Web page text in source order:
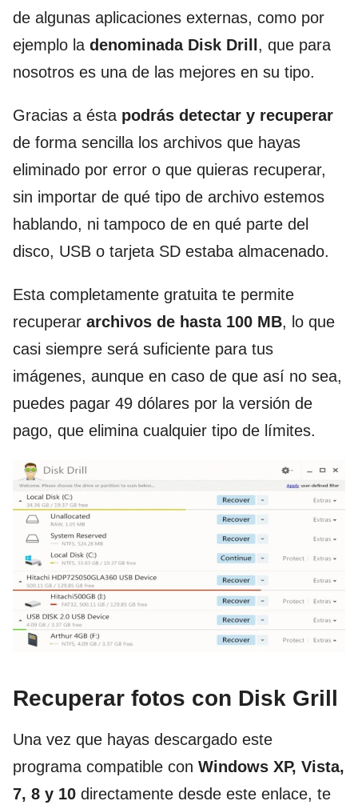
de algunas aplicaciones externas, como por
ejemplo la denominada Disk Drill , que para
nosotros es una de las mejores en su tipo.
Gracias a ésta podrás detectar y recuperar
de forma sencilla los archivos que hayas
eliminado por error o que quieras recuperar,
sin importar de qué tipo de archivo estemos
hablando, ni tampoco de en qué parte del
disco, USB o tarjeta SD estaba almacenado.
Esta completamente gratuita te permite
recuperar archivos de hasta 100 MB, lo que
casi siempre será suficiente para tus
imágenes, aunque en caso de que así no sea,
puedes pagar 49 dólares por la versión de
pago, que elimina cualquier tipo de límites.
Recuperar fotos con Disk Grill
Una vez que hayas descargado este
programa compatible con Windows XP, Vista,
7, 8 y 10 directamente desde este enlace, te